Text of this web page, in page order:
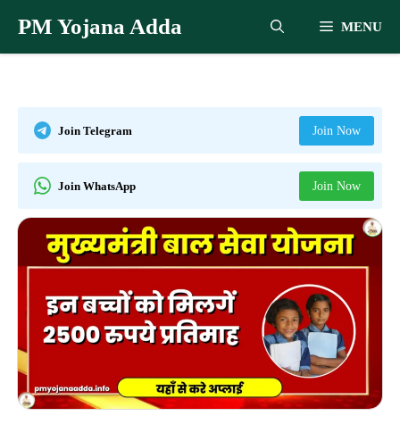
PM Yojana Adda MENU
Join Telegram Join Now
Join WhatsApp Join Now